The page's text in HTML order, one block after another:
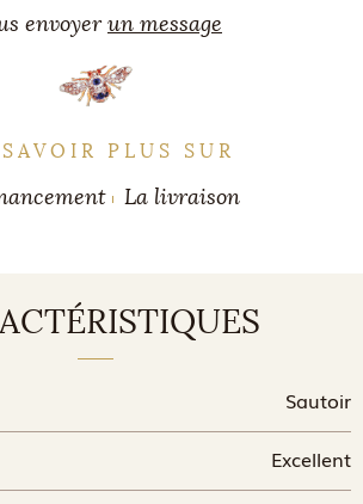
envoyerun message
PLUS SUR
La livraison
Sautoir
Excellent